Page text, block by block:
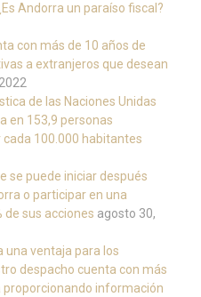
Andorra un paraíso fiscal?
con más de 10 años de
a extranjeros que desean
de las Naciones Unidas
en 153,9 personas
100.000 habitantes
se puede iniciar después
o participar en una
de sus acciones agosto 30,
una ventaja para los
despacho cuenta con más
proporcionando información